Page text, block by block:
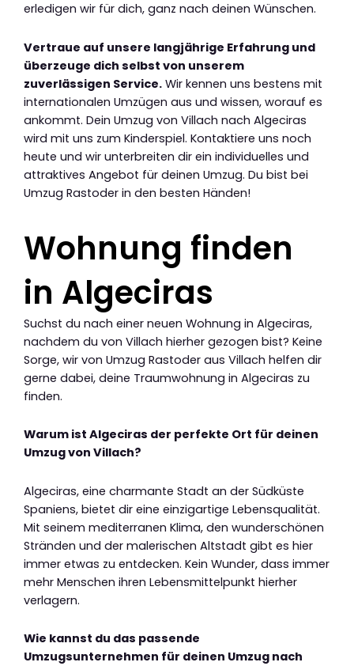
erledigen wir für dich, ganz nach deinen Wünschen.
Vertraue auf unsere langjährige Erfahrung und
überzeuge dich selbst von unserem
zuverlässigen Service. Wir kennen uns bestens mit
internationalen Umzügen aus und wissen, worauf es
ankommt. Dein Umzug von Villach nach Algeciras
wird mit uns zum Kinderspiel. Kontaktiere uns noch
heute und wir unterbreiten dir ein individuelles und
attraktives Angebot für deinen Umzug. Du bist bei
Umzug Rastoder in den besten Händen!
Wohnung finden
in Algeciras
Suchst du nach einer neuen Wohnung in Algeciras,
nachdem du von Villach hierher gezogen bist? Keine
Sorge, wir von Umzug Rastoder aus Villach helfen dir
gerne dabei, deine Traumwohnung in Algeciras zu
finden.
Warum ist Algeciras der perfekte Ort für deinen
Umzug von Villach?
Algeciras, eine charmante Stadt an der Südküste
Spaniens, bietet dir eine einzigartige Lebensqualität.
Mit seinem mediterranen Klima, den wunderschönen
Stränden und der malerischen Altstadt gibt es hier
immer etwas zu entdecken. Kein Wunder, dass immer
mehr Menschen ihren Lebensmittelpunkt hierher
verlagern.
Wie kannst du das passende
Umzugsunternehmen für deinen Umzug nach